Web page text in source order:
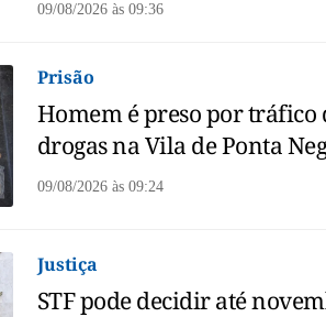
09/08/2026 às09:36
Prisão
Homem é preso por tráfico
drogas na Vila de Ponta
09/08/2026 às09:24
Justiça
STF pode decidir até